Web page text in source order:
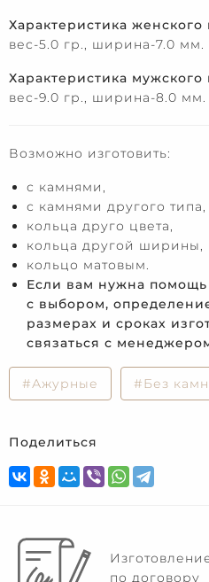
Характеристика женского
вес-5.0 гр., ширина-7.0 мм.
Характеристика мужского
вес-9.0 гр., ширина-8.0 мм.
Возможно изготовить:
с камнями,
с камнями другого типа,
кольца друго цвета,
кольца другой ширины,
кольцо матовым.
Если вам нужна помощь
с выбором,
размерах и сроках
связаться с
#Ажурные #Без
Поделиться
по договору